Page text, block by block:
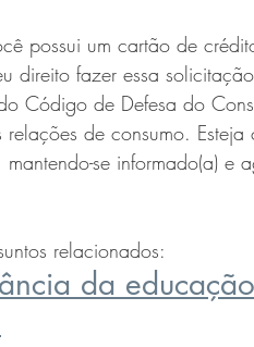
possui um cartão de
direito fazer essa
Código de Defesa do
relações de consumo.
mantendo-se informado(a)
relacionados:
da